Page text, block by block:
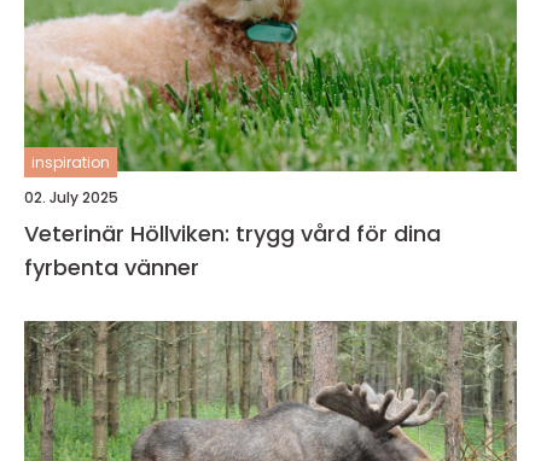
inspiration
02. July 2025
Veterinär Höllviken: trygg vård för dina
fyrbenta vänner